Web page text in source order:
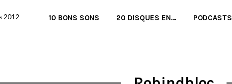
2012 10 BONS SONS 20 DISQUES EN… PODCASTS